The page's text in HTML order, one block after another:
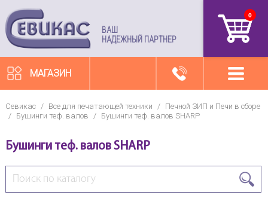
ВАШ
НАДЕЖНЫЙ ПАРТНЕР
0
МАГАЗИН
Севикас / Все для печатающей техники /
Печной ЗИП и Печи в сборе
/
Бушинги теф. валов / Бушинги теф. валов SHARP
Бушинги теф. валов SHARP